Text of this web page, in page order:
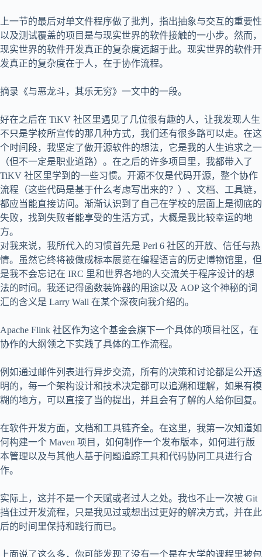
上一节的最后对单文件程序做了批判，指出抽象与交互的重要性
以及测试覆盖的项目是与现实世界的软件接触的一小步。然而，
现实世界的软件开发真正的复杂度远超于此。现实世界的软件开
发真正的复杂度在于人，在于协作流程。
摘录《与恶龙斗，其乐无穷》一文中的一段。
好在之后在 TiKV 社区里遇见了几位很有趣的人，让我发现人生
不只是学校所宣传的那几种方式，我们还有很多路可以走。在这
个时间段，我坚定了做开源软件的想法，它是我的人生追求之一
（但不一定是职业道路）。在之后的许多项目里，我都带入了
TiKV 社区里学到的一些习惯。开源不仅是代码开源，整个协作
流程（这些代码是基于什么考虑写出来的？）、文档、工具链，
都应当能直接访问。渐渐认识到了自己在学校的层面上是彻底的
失败，找到失败者能享受的生活方式，大概是我比较幸运的地
方。
对我来说，我所代入的习惯首先是 Perl 6 社区的开放、信任与热
情。虽然它终将被做成标本展览在编程语言的历史博物馆里，但
是我不会忘记在 IRC 里和世界各地的人交流关于程序设计的想
法的时间。我还记得函数装饰器的用途以及 AOP 这个神秘的词
汇的含义是 Larry Wall 在某个深夜向我介绍的。
Apache Flink 社区作为这个基金会旗下一个具体的项目社区，在
协作的大纲领之下实践了具体的工作流程。
例如通过邮件列表进行异步交流，所有的决策和讨论都是公开透
明的，每一个架构设计和技术决定都可以追溯和理解，如果有模
糊的地方，可以直接了当的提出，并且会有了解的人给你回复。
在软件开发方面，文档和工具链齐全。在这里，我第一次知道如
何构建一个 Maven 项目，如何制作一个发布版本，如何进行版
本管理以及与其他人基于问题追踪工具和代码协同工具进行合
作。
实际上，这并不是一个天赋或者过人之处。我也不止一次被 Git
挡住过开发流程，只是我见过或想出过更好的解决方式，并在此
后的时间里保持和践行而已。
上面说了这么多，你可能发现了没有一个是在大学的课程里被包